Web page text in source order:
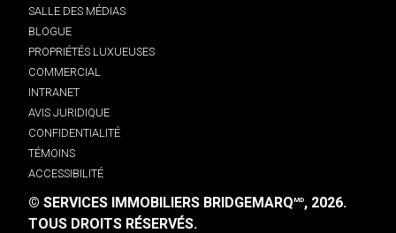
SALLE DES MÉDIAS
BLOGUE
PROPRIÉTÉS LUXUEUSES
COMMERCIAL
INTRANET
AVIS JURIDIQUE
CONFIDENTIALITÉ
TÉMOINS
ACCESSIBILITÉ
© SERVICES IMMOBILIERS BRIDGEMARQMD, 2026.
TOUS DROITS RÉSERVÉS.